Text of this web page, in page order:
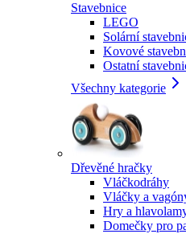
Stavebnice
LEGO
Solární
Kovové
Ostatní
Všechny kategorie
Dřevěné hračky
Vláčkodráhy
Vláčky a
Hry a
Domečky pro